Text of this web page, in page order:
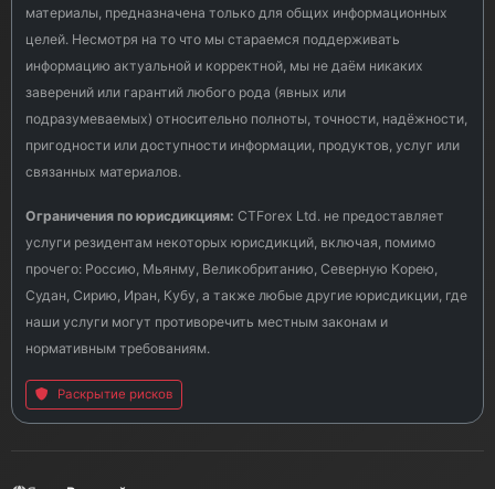
материалы, предназначена только для общих информационных
целей. Несмотря на то что мы стараемся поддерживать
информацию актуальной и корректной, мы не даём никаких
заверений или гарантий любого рода (явных или
подразумеваемых) относительно полноты, точности, надёжности,
пригодности или доступности информации, продуктов, услуг или
связанных материалов.
Ограничения по юрисдикциям: CTForex Ltd. не предоставляет
услуги резидентам некоторых юрисдикций, включая, помимо
прочего: Россию, Мьянму, Великобританию, Северную Корею,
Судан, Сирию, Иран, Кубу, а также любые другие юрисдикции, где
наши услуги могут противоречить местным законам и
нормативным требованиям.
Раскрытие рисков